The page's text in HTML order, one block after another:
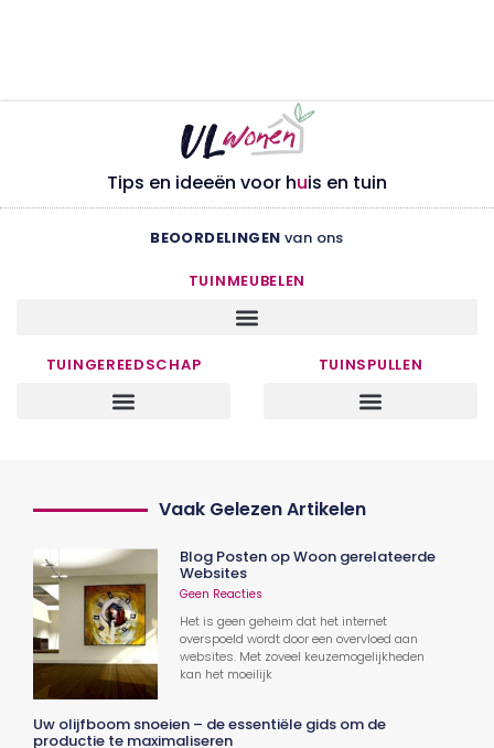
Tips en ideeën voor huis en tuin
BEOORDELINGEN van ons
TUINMEUBELEN
TUINGEREEDSCHAP TUINSPULLEN
Vaak Gelezen Artikelen
Blog Posten op Woon gerelateerde
Websites
Geen Reacties
Het is geen geheim dat het internet
overspoeld wordt door een overvloed aan
websites. Met zoveel keuzemogelijkheden
kan het moeilijk
Uw olijfboom snoeien – de essentiële gids om de
productie te maximaliseren